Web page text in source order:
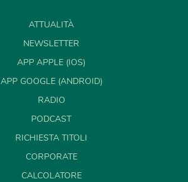
ATTUALITÀ
NEWSLETTER
APP APPLE (IOS)
APP GOOGLE (ANDROID)
RADIO
PODCAST
RICHIESTA TITOLI
CORPORATE
CALCOLATORE